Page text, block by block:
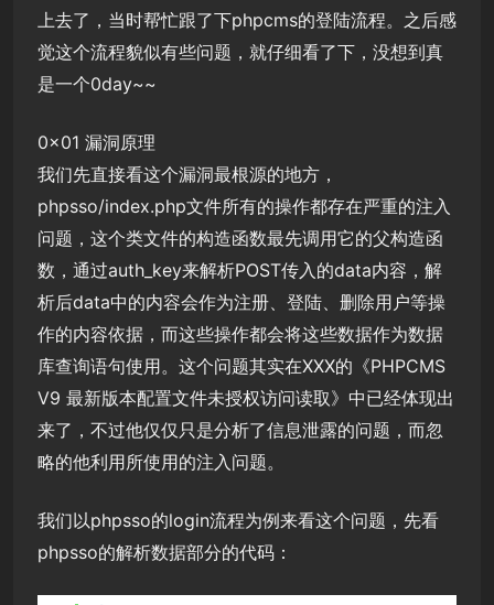
上去了，当时帮忙跟了下phpcms的登陆流程。之后感
觉这个流程貌似有些问题，就仔细看了下，没想到真
是一个0day~~
0x01 漏洞原理
我们先直接看这个漏洞最根源的地方，
phpsso/index.php文件所有的操作都存在严重的注入
问题，这个类文件的构造函数最先调用它的父构造函
数，通过auth_key来解析POST传入的data内容，解
析后data中的内容会作为注册、登陆、删除用户等操
作的内容依据，而这些操作都会将这些数据作为数据
库查询语句使用。这个问题其实在XXX的《PHPCMS
V9 最新版本配置文件未授权访问读取》中已经体现出
来了，不过他仅仅只是分析了信息泄露的问题，而忽
略的他利用所使用的注入问题。
我们以phpsso的login流程为例来看这个问题，先看
phpsso的解析数据部分的代码：